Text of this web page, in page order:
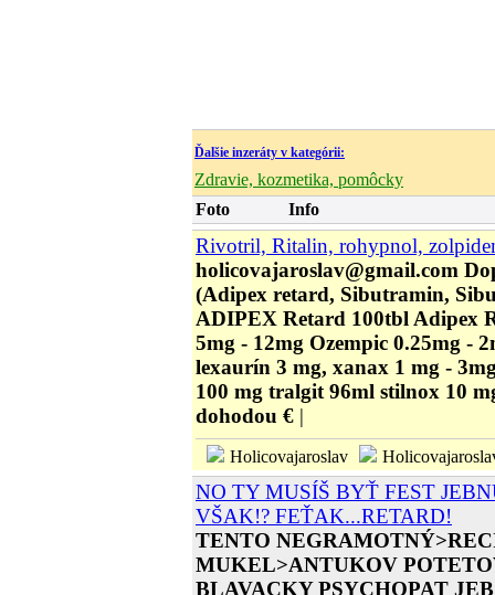
Ďalšie inzeráty v kategórii:
Zdravie, kozmetika, pomôcky
Foto
Info
Rivotril, Ritalin, rohypnol,
holicovajaroslav@gmail.com
(Adipex retard, Sibutramin,
ADIPEX Retard 100tbl Adipex
5mg - 12mg Ozempic 0.25mg -
lexaurín 3 mg, xanax 1 mg -
100 mg tralgit 96ml stilnox 10
dohodou € |
Holicovajaroslav
NO TY MUSÍŠ BYŤ FEST
VŠAK!? FEŤAK...RETARD!
TENTO
MUKEL>ANTUKOV
BLAVACKY PSYCHOPAT